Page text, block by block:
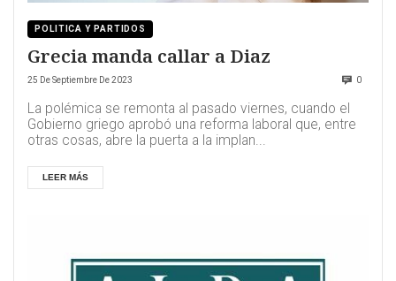
POLITICA Y PARTIDOS
Grecia manda callar a Diaz
25 De Septiembre De 2023 0
La polémica se remonta al pasado viernes, cuando el
Gobierno griego aprobó una reforma laboral que, entre
otras cosas, abre la puerta a la implan...
LEER MÁS